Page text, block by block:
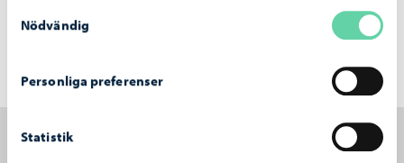
Nödvändig
Personliga preferenser
Statistik
engagemang. Kanske du är en av framtidens tutor eller
medlem i SKS? Dessutom är skolans miljö imponerande
Tutorer i BoGy